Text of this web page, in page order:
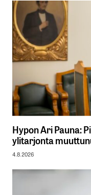
Hypon Ari Pauna:
ylitarjonta
4.8.2026